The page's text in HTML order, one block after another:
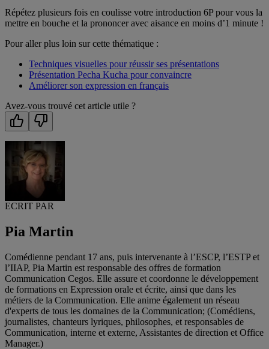
Répétez plusieurs fois en coulisse votre introduction 6P pour vous la
mettre en bouche et la prononcer avec aisance en moins d’1 minute !
Pour aller plus loin sur cette thématique :
Techniques visuelles pour réussir ses présentations
Présentation Pecha Kucha pour convaincre
Améliorer son expression en français
Avez-vous trouvé cet article utile ?
ECRIT PAR
Pia Martin
Comédienne pendant 17 ans, puis intervenante à l’ESCP, l’ESTP et
l’IIAP, Pia Martin est responsable des offres de formation
Communication Cegos. Elle assure et coordonne le développement
de formations en Expression orale et écrite, ainsi que dans les
métiers de la Communication. Elle anime également un réseau
d'experts de tous les domaines de la Communication; (Comédiens,
journalistes, chanteurs lyriques, philosophes, et responsables de
Communication, interne et externe, Assistantes de direction et Office
Manager.)